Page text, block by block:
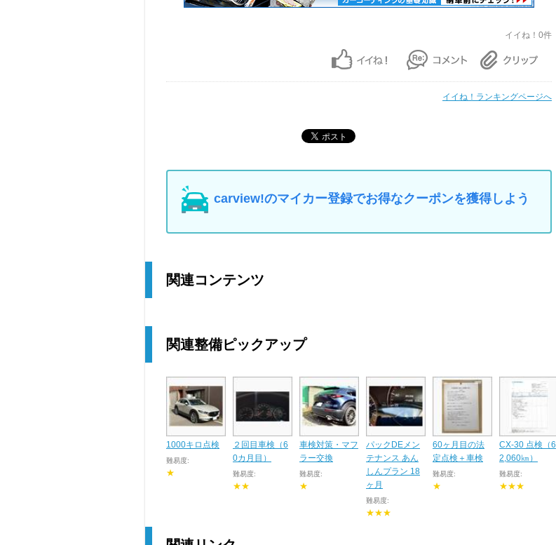
イイね！0件
イイね！ランキングページへ
carview!のマイカー登録でお得なクーポンを獲得しよう
関連コンテンツ
関連整備ピックアップ
1000キロ点検
難易度:
★
２回目車検（6
0カ月目）
難易度:
★★
車検対策・マフ
ラー交換
難易度:
★
パックDEメン
テナンス あん
しんプラン 18
ヶ月
難易度:
★★★
60ヶ月目の法
定点検＋車検
難易度:
★
CX-30 点検（6
2,060㎞）
難易度:
★★★